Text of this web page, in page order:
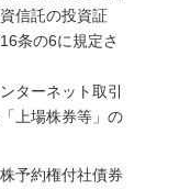
信託の投資証
条の6に規定さ
ターネット取引
上場株券等」の
予約権付社債券